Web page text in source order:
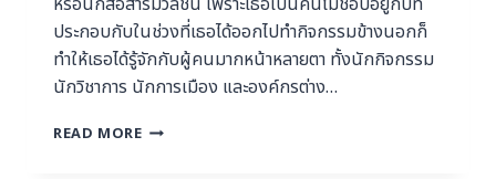
ประกอบกับในช่วงที่เธอได้ออกไปทำกิจกรรมข้างนอกก็
ทำให้เธอได้รู้จักกับผู้คนมากหน้าหลายตา ทั้งนักกิจกรรม
นักวิชาการ นักการเมือง และองค์กรต่าง…
READ MORE